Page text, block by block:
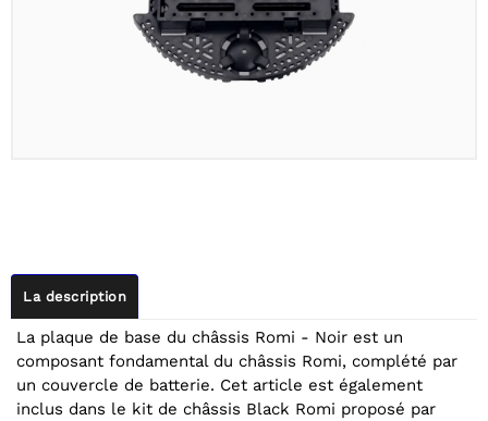
La description
La plaque de base du châssis Romi - Noir est un
composant fondamental du châssis Romi, complété par
un couvercle de batterie. Cet article est également
inclus dans le kit de châssis Black Romi proposé par